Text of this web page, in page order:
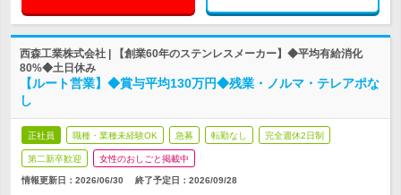
西森工業株式会社 | 【創業60年のステンレスメーカー】◆平均有給消化
80%◆土日休み
【ルート営業】◆賞与平均130万円◆残業・ノルマ・テレアポな
し
正社員 職種・業種未経験OK 急募 転勤なし 完全週休2日制
第二新卒歓迎 女性のおしごと掲載中
情報更新日：2026/06/30 終了予定日： 2026/09/28